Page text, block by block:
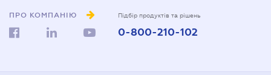
ПРО КОМПАНІЮ Підбір продуктів та рішень
0-800-210-102